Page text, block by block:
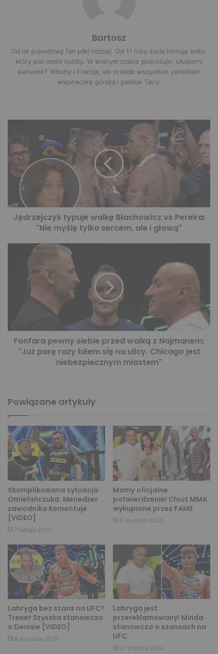
Bartosz
Od lat prawdziwy fan piłki nożnej. Od 11 roku życia trenuję boks,
który jest moim hobby. W wolnym czasie podróżuje. Ulubiony
kierunek? Włochy i Francja, ale przede wszystkim uwielbiam
wspinaczkę górską i polskie Tatry.
Jędrzejczyk typuje walkę Błachowicz vs Pereira:
"Nie myślę tylko sercem, ale i głową"
Fonfara pewny siebie przed walką z Najmanem:
"Już parę razy biłem się na ulicy. Chicago jest
niebezpiecznym miastem"
Powiązane artykuły
Skomplikowana sytuacja
Omielańczuka. Menedżer
zawodnika komentuje
[VIDEO]
7 lutego 2025
Mamy oficjalne
potwierdzenie! Clout MMA
wykupione przez FAME
9 stycznia 2025
Labryga bez szans na UFC?
Trener Szyszka stanowczo
o Denisie [VIDEO]
8 stycznia 2025
Labryga jest
przereklamowany! Minda
stanowczo o szansach na
UFC
27 grudnia 2024